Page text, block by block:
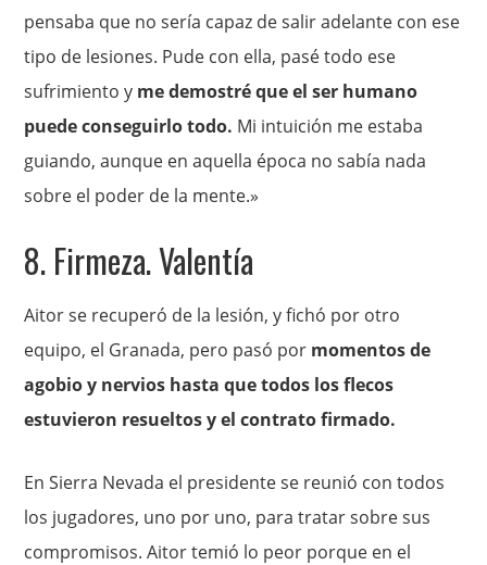
pensaba que no sería capaz de salir adelante con ese
tipo de lesiones. Pude con ella, pasé todo ese
sufrimiento y me demostré que el ser humano
puede conseguirlo todo. Mi intuición me estaba
guiando, aunque en aquella época no sabía nada
sobre el poder de la mente.»
8. Firmeza. Valentía
Aitor se recuperó de la lesión, y fichó por otro
equipo, el Granada, pero pasó por momentos de
agobio y nervios hasta que todos los flecos
estuvieron resueltos y el contrato firmado.
En Sierra Nevada el presidente se reunió con todos
los jugadores, uno por uno, para tratar sobre sus
compromisos. Aitor temió lo peor porque en el